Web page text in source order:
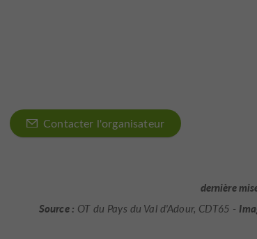
Contacter l'organisateur
dernière
Source : OT du Pays du Val d'Adour, CDT65 -